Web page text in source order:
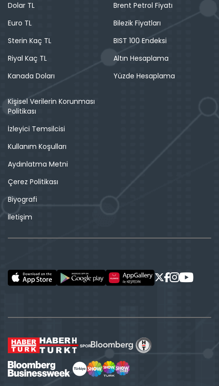
Dolar TL
Euro TL
Sterin Kaç TL
Riyal Kaç TL
Kanada Doları
Brent Petrol Fiyatı
Bilezik Fiyatları
BIST 100 Endeksi
Altın Hesaplama
Yüzde Hesaplama
Kişisel Verilerin Korunması
Politikası
İzleyici Temsilcisi
Kullanım Koşulları
Aydınlatma Metni
Çerez Politikası
Biyografi
İletişim